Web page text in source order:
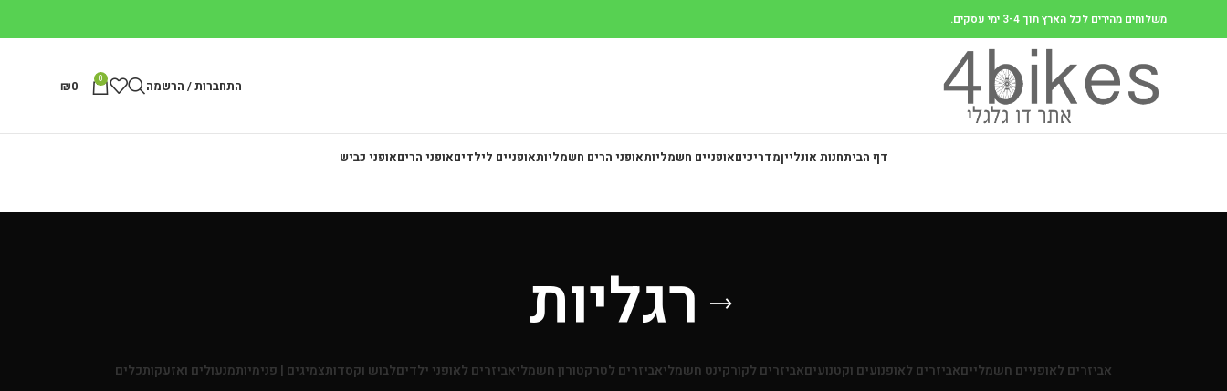
משלוחים מהירים לכל הארץ תוך 3-4 ימי עסקים.
התחברות / הרשמה 0
₪0
דף הביתחנות אונלייןמדריכיםאופניים חשמליותאופני הרים חשמליותאופניים לילדיםאופני הריםאופני כביש
רגליות
אביזרים לאופניים חשמלייםאביזרים לאופנועים וקטנועיםאביזרים לקורקינט חשמליאביזרים לטרקטורון חשמליאביזרים לאופני ילדיםלבוש וקסדותצמיגים | פנימיותמנעולים ואזעקותכלים